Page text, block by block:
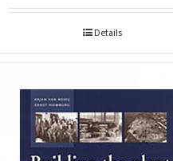
Details